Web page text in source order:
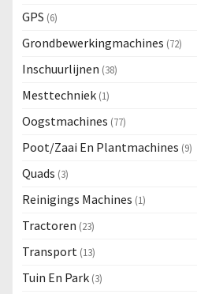
GPS (6)
Grondbewerkingmachines (72)
Inschuurlijnen (38)
Mesttechniek (1)
Oogstmachines (77)
Poot/Zaai En Plantmachines (9)
Quads (3)
Reinigings Machines (1)
Tractoren (23)
Transport (13)
Tuin En Park (3)